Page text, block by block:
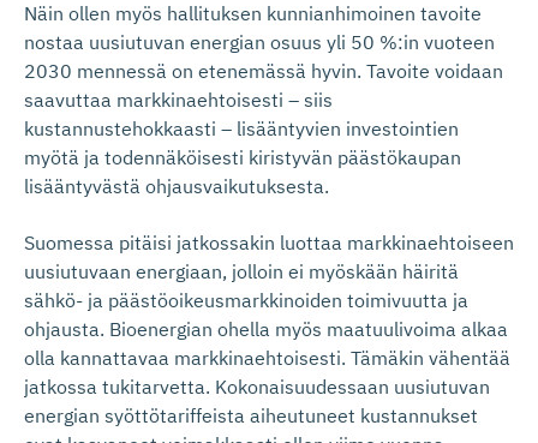
Näin ollen myös hallituksen kunnianhimoinen tavoite
nostaa uusiutuvan energian osuus yli 50 %:in vuoteen
2030 mennessä on etenemässä hyvin. Tavoite voidaan
saavuttaa markkinaehtoisesti – siis
kustannustehokkaasti – lisääntyvien investointien
myötä ja todennäköisesti kiristyvän päästökaupan
lisääntyvästä ohjausvaikutuksesta.
Suomessa pitäisi jatkossakin luottaa markkinaehtoiseen
uusiutuvaan energiaan, jolloin ei myöskään häiritä
sähkö- ja päästöoikeusmarkkinoiden toimivuutta ja
ohjausta. Bioenergian ohella myös maatuulivoima alkaa
olla kannattavaa markkinaehtoisesti. Tämäkin vähentää
jatkossa tukitarvetta. Kokonaisuudessaan uusiutuvan
energian syöttötariffeista aiheutuneet kustannukset